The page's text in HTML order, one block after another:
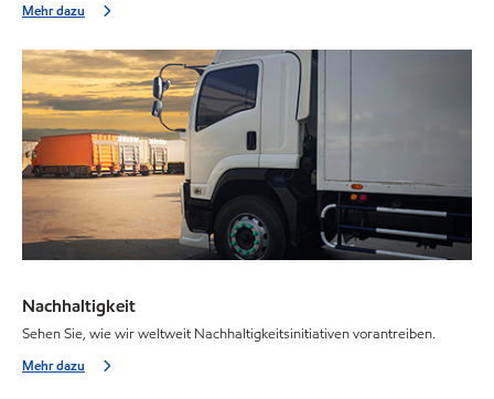
Mehr dazu
Nachhaltigkeit
Sehen Sie, wie wir weltweit Nachhaltigkeitsinitiativen vorantreiben.
Mehr dazu